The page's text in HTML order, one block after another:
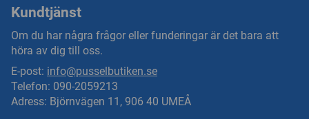
Kundtjänst
Om du har några frågor eller funderingar är det bara att
höra av dig till oss.
E-post: info@pusselbutiken.se
Telefon: 090-2059213
Adress: Björnvägen 11, 906 40 UMEÅ